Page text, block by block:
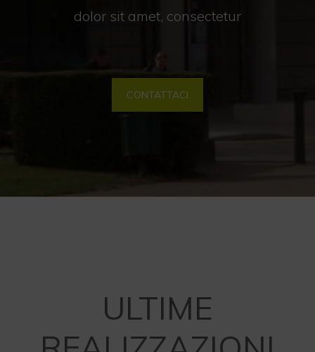
dolor sit amet, consectetur
CONTATTACI
ULTIME